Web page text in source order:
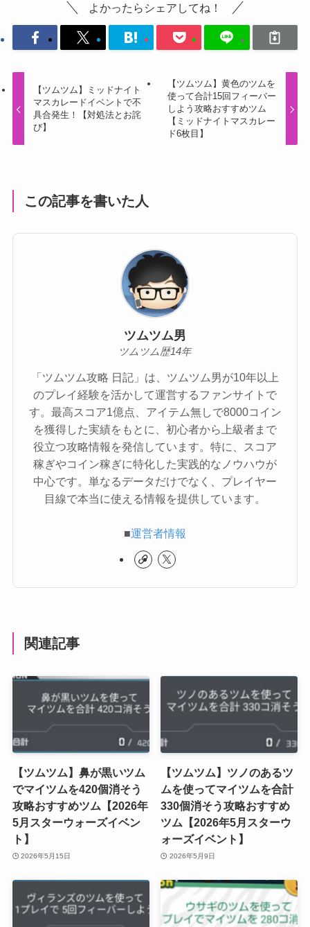
よかったらシェアしてね！
【ツムツム】ミッドナイト
マスカレードイベントで不
具合発生！【対処法とお詫
び】
【ツムツム】黄色のツムを
使って合計15回フィーバー
しよう攻略おすすめツム
【ミッドナイトマスカレー
ド6枚目】
この記事を書いた人
ツムツム男
ツムツム歴14年
「ツムツム攻略 日記」は、ツムツム男が10年以上
のプレイ経験を活かして運営するファンサイトで
す。最高スコア1億点、アイテム無しで8000コイン
を獲得した実績をもとに、初心者から上級者まで
役立つ攻略情報を発信しています。特に、スコア
稼ぎやコイン稼ぎに特化した実践的なノウハウが
中心です。単なるデータだけでなく、プレイヤー
目線で本当に使える情報を提供しています。
■運営者情報
関連記事
【ツムツム】鼻が黒いツム
でマイツムを420個消そう
攻略おすすめツム【2026年
5月スターウォーズイベン
ト】
2026年5月15日
【ツムツム】ツノのあるツ
ムを使ってマイツムを合計
330個消そう攻略おすすめ
ツム【2026年5月スターウ
ォーズイベント】
2026年5月9日